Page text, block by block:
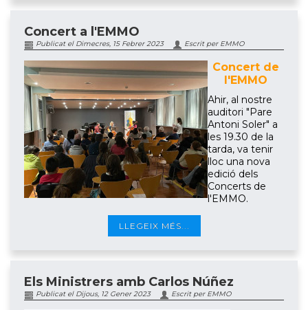
Concert a l'EMMO
Publicat el Dimecres, 15 Febrer 2023 Escrit per EMMO
Concert de
l'EMMO
Ahir, al nostre
auditori "Pare
Antoni Soler" a
les 19.30 de la
tarda, va tenir
lloc una nova
edició dels
Concerts de
l'EMMO.
LLEGEIX MÉS...
Els Ministrers amb Carlos Núñez
Publicat el Dijous, 12 Gener 2023 Escrit per EMMO